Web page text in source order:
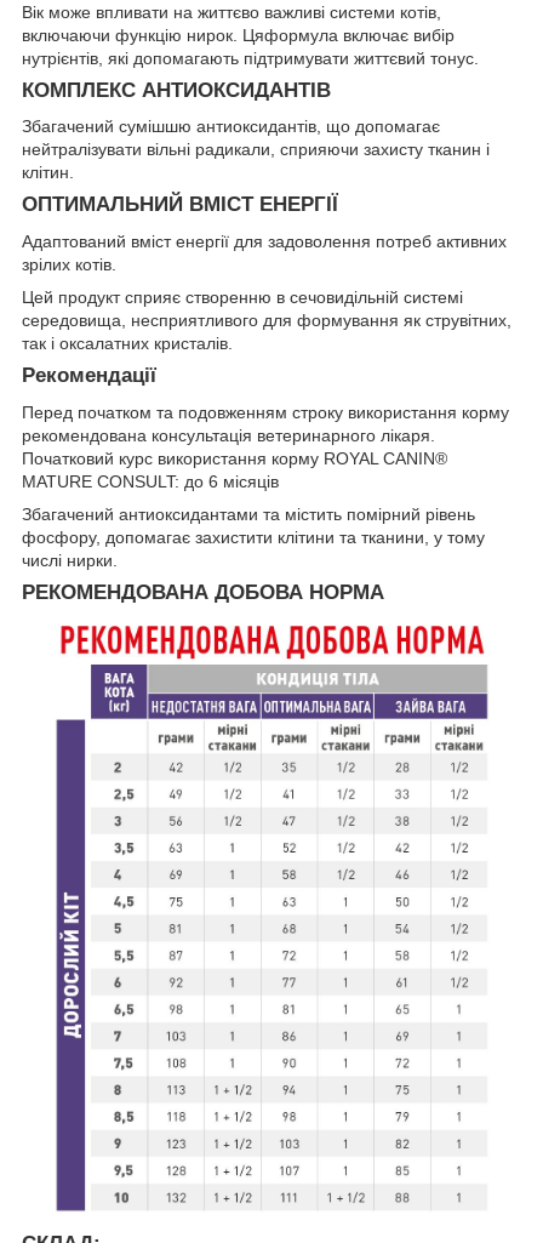
Вік може впливати на життєво важливі системи котів,
включаючи функцію нирок. Цяформула включає вибір
нутрієнтів, які допомагають підтримувати життєвий тонус.
КОМПЛЕКС АНТИОКСИДАНТІВ
Збагачений сумішшю антиоксидантів, що допомагає
нейтралізувати вільні радикали, сприяючи захисту тканин і
клітин.
ОПТИМАЛЬНИЙ ВМІСТ ЕНЕРГІЇ
Адаптований вміст енергії для задоволення потреб активних
зрілих котів.
Цей продукт сприяє створенню в сечовидільній системі
середовища, несприятливого для формування як струвітних,
так і оксалатних кристалів.
Рекомендації
Перед початком та подовженням строку використання корму
рекомендована консультація ветеринарного лікаря.
Початковий курс використання корму ROYAL CANIN®
MATURE CONSULT: до 6 місяців
Збагачений антиоксидантами та містить помірний рівень
фосфору, допомагає захистити клітини та тканини, у тому
числі нирки.
РЕКОМЕНДОВАНА ДОБОВА НОРМА